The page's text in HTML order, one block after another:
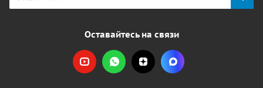
Оставайтесь на связи